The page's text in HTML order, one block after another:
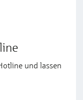
und lassen